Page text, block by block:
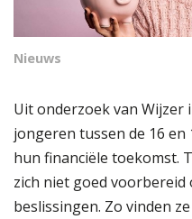
Nieuws
Uit onderzoek van Wijzer
jongeren tussen de 16
hun financiële toekomst.
zich niet goed voorbereid
beslissingen. Zo vinden